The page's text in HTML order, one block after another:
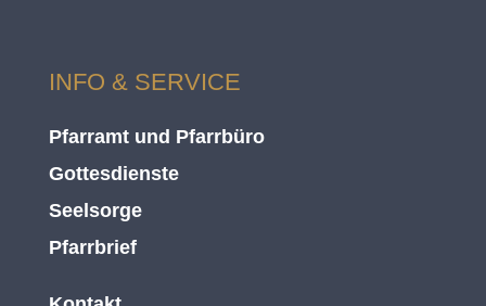
INFO & SERVICE
Pfarramt und Pfarrbüro
Gottesdienste
Seelsorge
Pfarrbrief